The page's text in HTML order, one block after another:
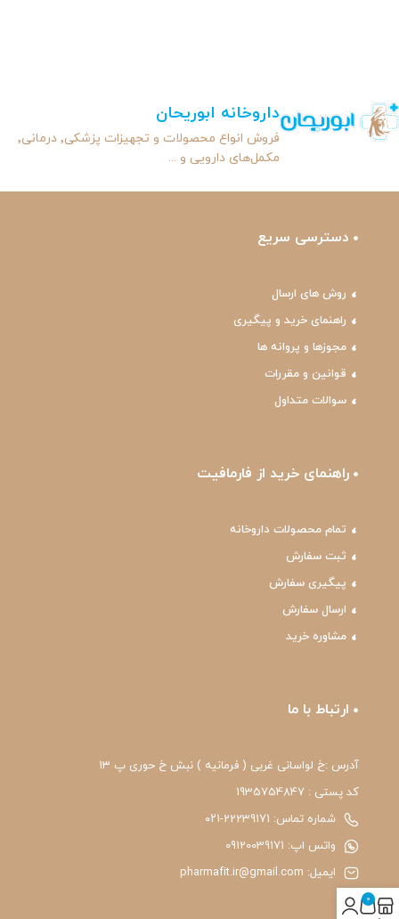
داروخانه ابوریحان
فروش انواع محصولات و تجهیزات پزشکی٬ درمانی٬
مکمل‌های دارویی و ...
دسترسی سریع
روش های ارسال
راهنمای خرید و پیگیری
مجوزها و پروانه ها
قوانین و مقررات
سوالات متداول
راهنمای خرید از فارمافیت
تمام محصولات داروخانه
ثبت سفارش
پیگیری سفارش
ارسال سفارش
مشاوره خرید
ارتباط با ما
آدرس :خ لواسانی غربی ( فرمانیه ) نبش خ حوری پ 13
کد پستی : 1935754847
شماره تماس: 22239171-۰۲۱
واتس اپ: 09120039171
ایمیل: pharmafit.ir@gmail.com
0